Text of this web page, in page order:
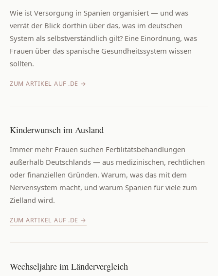
Wie ist Versorgung in Spanien organisiert — und was
verrät der Blick dorthin über das, was im deutschen
System als selbstverständlich gilt? Eine Einordnung, was
Frauen über das spanische Gesundheitssystem wissen
sollten.
ZUM ARTIKEL AUF .DE →
Kinderwunsch im Ausland
Immer mehr Frauen suchen Fertilitätsbehandlungen
außerhalb Deutschlands — aus medizinischen, rechtlichen
oder finanziellen Gründen. Warum, was das mit dem
Nervensystem macht, und warum Spanien für viele zum
Zielland wird.
ZUM ARTIKEL AUF .DE →
Wechseljahre im Ländervergleich